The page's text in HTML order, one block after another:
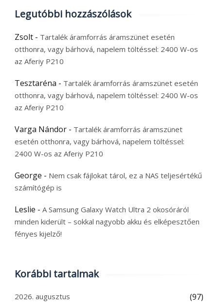
Legutóbbi hozzászólások
Zsolt - Tartalék áramforrás áramszünet esetén
otthonra, vagy bárhová, napelem töltéssel: 2400 W-os
az Aferiy P210
Tesztaréna - Tartalék áramforrás áramszünet esetén
otthonra, vagy bárhová, napelem töltéssel: 2400 W-os
az Aferiy P210
Varga Nándor - Tartalék áramforrás áramszünet
esetén otthonra, vagy bárhová, napelem töltéssel:
2400 W-os az Aferiy P210
George - Nem csak fájlokat tárol, ez a NAS teljesértékű
számítógép is
Leslie - A Samsung Galaxy Watch Ultra 2 okosóráról
minden kiderült – sokkal nagyobb akku és elképesztően
fényes kijelző!
Korábbi tartalmak
2026. augusztus (97)